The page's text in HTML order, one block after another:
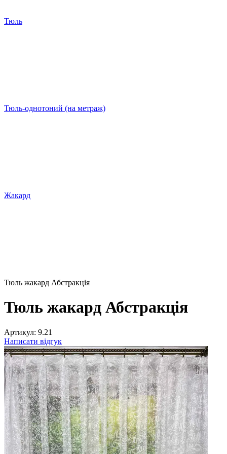
Тюль
Тюль-однотоний (на метраж)
Жакард
Тюль жакард Абстракція
Тюль жакард Абстракція
Артикул: 9.21
Написати відгук